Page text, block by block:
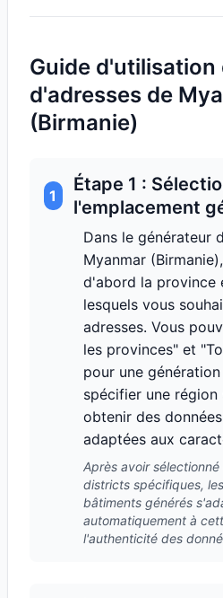
Guide
d'adresses de
(Birmanie)
1
Étape 1 :
l'emplacement
Dans le générateur
Myanmar
d'abord la province
lesquels vous
adresses. Vous
les provinces" et
pour une
spécifier une
obtenir des
adaptées aux
Après avoir
districts spécifiques,
bâtiments générés
automatiquement à
l'authenticité des